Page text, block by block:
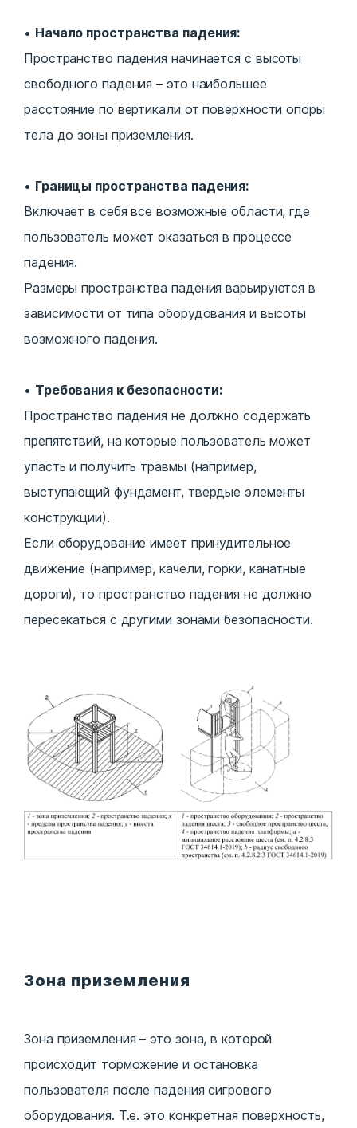
Начало пространства падения:
Пространство падения начинается с высоты
свободного падения – это наибольшее
расстояние по вертикали от поверхности опоры
тела до зоны приземления.
Границы пространства падения:
Включает в себя все возможные области, где
пользователь может оказаться в процессе
падения.
Размеры пространства падения варьируются в
зависимости от типа оборудования и высоты
возможного падения.
Требования к безопасности:
Пространство падения не должно содержать
препятствий, на которые пользователь может
упасть и получить травмы (например,
выступающий фундамент, твердые элементы
конструкции).
Если оборудование имеет принудительное
движение (например, качели, горки, канатные
дороги), то пространство падения не должно
пересекаться с другими зонами безопасности.
Зона приземления
Зона приземления – это зона, в которой
происходит торможение и остановка
пользователя после падения сигрового
оборудования. Т.е. это конкретная поверхность,